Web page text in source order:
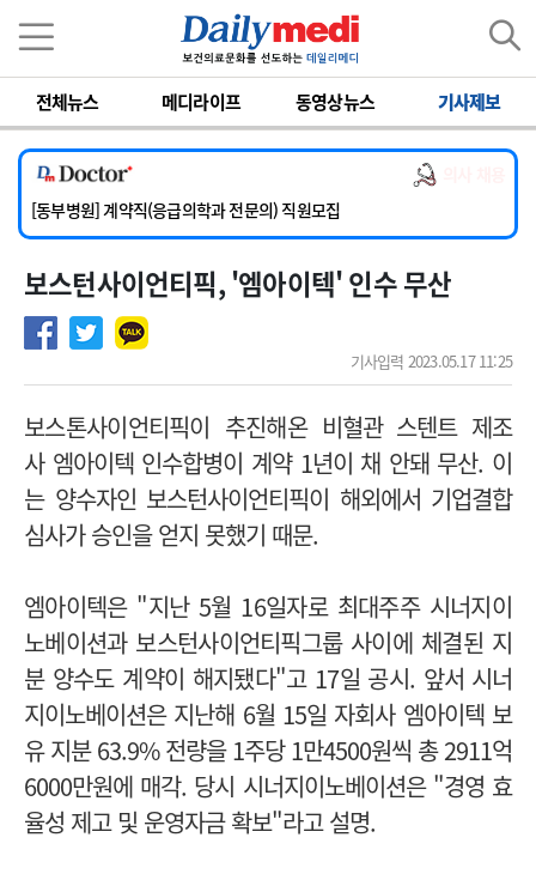
전체뉴스 메디라이프 동영상뉴스 기사제보
[서울아산병원] 2026년 하반기 인턴 모집
[영남대학교의료원] 마취통증의학과 임기제 임상의사 채용
[충남대학교병원] 소아청소년과(소아응급전담) 계약직 의사 공개채용
[동부병원] 계약직(응급의학과 전문의) 직원모집
[이대목동병원] 하반기 전공의(레지던트1년차) 모집
[서울아산병원] 2026년 하반기 인턴 모집
[영남대학교의료원] 마취통증의학과 임기제 임상의사 채용
보스턴사이언티픽, '엠아이텍' 인수 무산
기사입력 2023.05.17 11:25
보스톤사이언티픽이 추진해온 비혈관 스텐트 제조
사 엠아이텍 인수합병이 계약 1년이 채 안돼 무산. 이
는 양수자인 보스턴사이언티픽이 해외에서 기업결합
심사가 승인을 얻지 못했기 때문.
엠아이텍은 "지난 5월 16일자로 최대주주 시너지이
노베이션과 보스턴사이언티픽그룹 사이에 체결된 지
분 양수도 계약이 해지됐다"고 17일 공시. 앞서 시너
지이노베이션은 지난해 6월 15일 자회사 엠아이텍 보
유 지분 63.9% 전량을 1주당 1만4500원씩 총 2911억
6000만원에 매각. 당시 시너지이노베이션은 "경영 효
율성 제고 및 운영자금 확보"라고 설명.